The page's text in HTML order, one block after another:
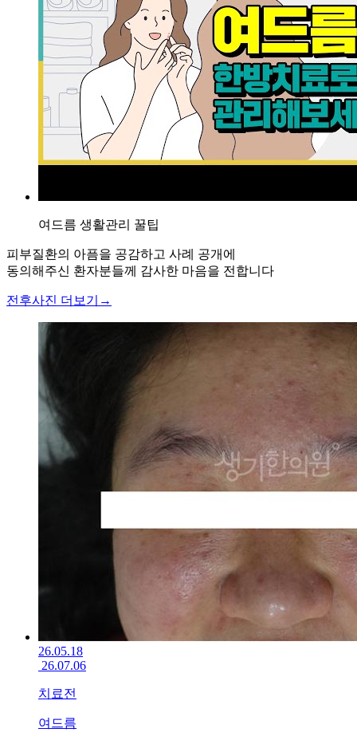
여드름 생활관리 꿀팁
피부질환의 아픔을 공감하고 사례 공개에
동의해주신 환자분들께 감사한 마음을 전합니다
전후사진 더보기 →
26.05.18
26.07.06
치료전
여드름